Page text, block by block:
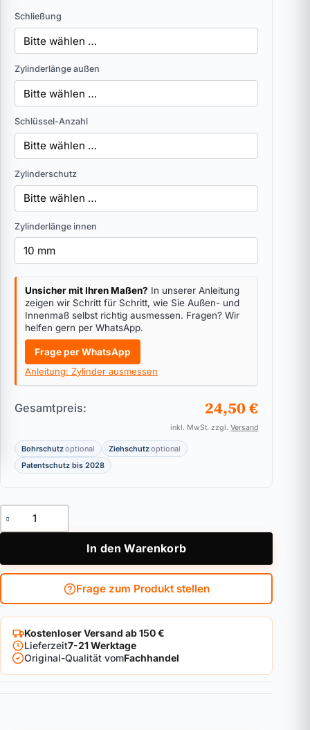
Schließung
Zylinderlänge außen
Schlüssel-Anzahl
Zylinderschutz
Zylinderlänge innen
Unsicher mit Ihren Maßen? In unserer Anleitung
zeigen wir Schritt für Schritt, wie Sie Außen- und
Innenmaß selbst richtig ausmessen. Fragen? Wir
helfen gern per WhatsApp.
Frage per WhatsApp
Anleitung: Zylinder ausmessen
Gesamtpreis: 24,50 €
inkl. MwSt. zzgl.Versand
Bohrschutzoptional Ziehschutzoptional
Patentschutz bis 2028
Halbzylinder WINKHAUS keyTec AZ Menge
In den Warenkorb
Frage zum Produkt stellen
Kostenloser Versand ab 150 €
Lieferzeit7-21 Werktage
Original-Qualität vomFachhandel